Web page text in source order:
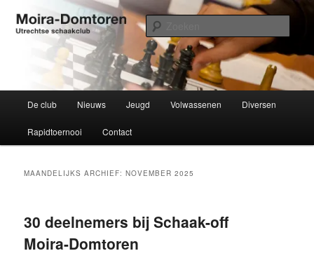
naar
naar
Moira-Domtoren
Utrechtse schaakclub opgericht 1934
De club Nieuws Jeugd Volwassenen Diversen
Rapidtoernooi Contact
MAANDELIJKS ARCHIEF:NOVEMBER 2025
30 deelnemers bij Schaak-off
Moira-Domtoren